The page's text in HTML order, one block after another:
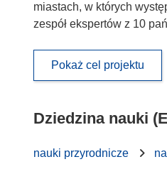
miastach, w których
zespół ekspertów z 10
Pokaż cel projektu
Dziedzina nauki
nauki przyrodnicze